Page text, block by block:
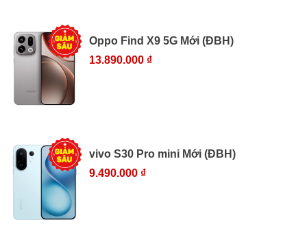
Oppo Find X9 5G Mới (ĐBH)
13.890.000 ₫
vivo S30 Pro mini Mới (ĐBH)
9.490.000 ₫